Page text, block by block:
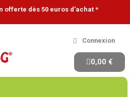
offerte dès 50 euros d'achat *
Connexion
0,00 €